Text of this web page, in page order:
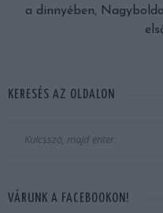
a dinnyében,
KERESÉS AZ OLDALON
VÁRUNK A FACEBOOKON!